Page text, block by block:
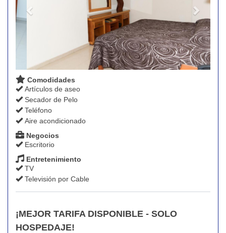
Comodidades
Artículos de aseo
Secador de Pelo
Teléfono
Aire acondicionado
Negocios
Escritorio
Entretenimiento
TV
Televisión por Cable
¡MEJOR TARIFA DISPONIBLE - SOLO
HOSPEDAJE!